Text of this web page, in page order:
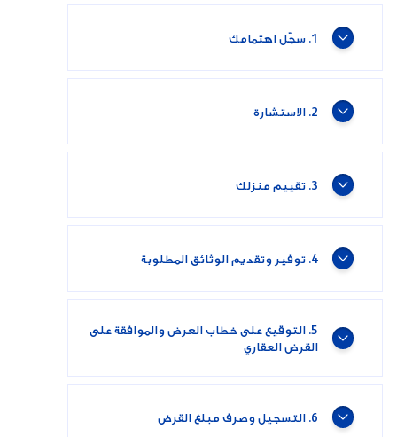
1. سجّل اهتمامك
2. الاستشارة
3. تقييم منزلك
4. توفير وتقديم الوثائق المطلوبة
5. التوقيع على خطاب العرض والموافقة على
القرض العقاري
6. التسجيل وصرف مبلغ القرض